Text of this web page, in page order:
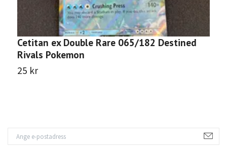
Cetitan ex Double Rare 065/182 Destined
Rivals Pokemon
25 kr